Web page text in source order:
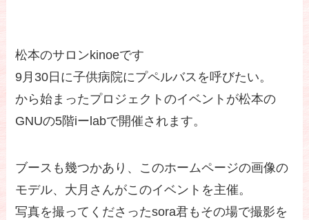
松本のサロンkinoeです
9月30日に子供病院にプペルバスを呼びたい。
から始まったプロジェクトのイベントが松本の
GNUの5階iーlabで開催されます。
ブースも幾つかあり、このホームページの画像の
モデル、大月さんがこのイベントを主催。
写真を撮ってくださったsora君もその場で撮影を